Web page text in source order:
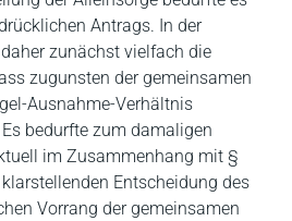
Antrags. In der
zunächst vielfach die
zugunsten der gemeinsamen
Ausnahme-Verhältnis
bedurfte zum damaligen
im Zusammenhang mit §
Entscheidung des
Vorrang der gemeinsamen